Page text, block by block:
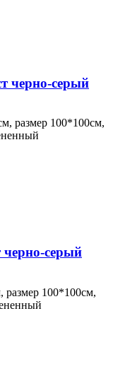
черно-серый
размер 100*100см,
черно-серый
размер 100*100см,